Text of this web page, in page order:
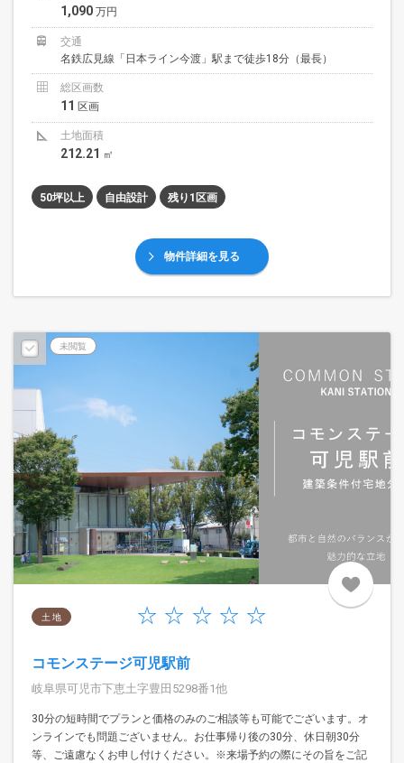
1,090 万円
交通
名鉄広見線「日本ライン今渡」駅まで徒歩18分（最長）
総区画数
11 区画
土地面積
212.21 ㎡
50坪以上 自由設計 残り1区画
物件詳細を見る
未閲覧
土 地
コモンステージ可児駅前
岐阜県可児市下恵土字豊田5298番1他
30分の短時間でプランと価格のみのご相談等も可能でございます。オ
ンラインでも問題ございません。お仕事帰り後の30分、休日朝30分
等、ご遠慮なくお申し付けください。※来場予約の際にその旨をご記